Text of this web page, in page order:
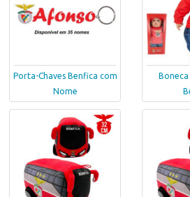
Porta-Chaves Benfica com
Nome